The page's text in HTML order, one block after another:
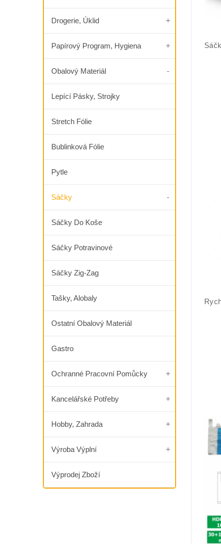
Drogerie, Úklid
Papírový Program, Hygiena
Obalový Materiál
Lepící Pásky, Strojky
Stretch Fólie
Bublinková Fólie
Pytle
Sáčky
Sáčky Do Koše
Sáčky Potravinové
Sáčky Zig-Zag
Tašky, Alobaly
Ostatní Obalový Materiál
Gastro
Ochranné Pracovní Pomůcky
Kancelářské Potřeby
Hobby, Zahrada
Výroba Výplní
Výprodej Zboží